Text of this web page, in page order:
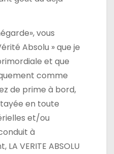
vous
Absolu » que je
et que
comme
de prime à bord,
en toute
et/ou
à
VERITE ABSOLU